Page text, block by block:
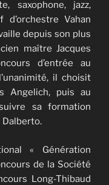
saxophone, jazz,
Vahan
depuis son plus
maître Jacques
d’entrée au
il choisit
Angelich, puis au
sa formation
Dalberto.
« Génération
de la Société
Long-Thibaud